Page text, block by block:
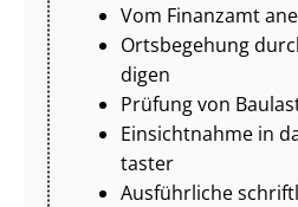
Vom Finanzamt
Ortsbegehung
di­gen
Prüfung von
Einsichtnahme in
tas­ter
Ausführliche